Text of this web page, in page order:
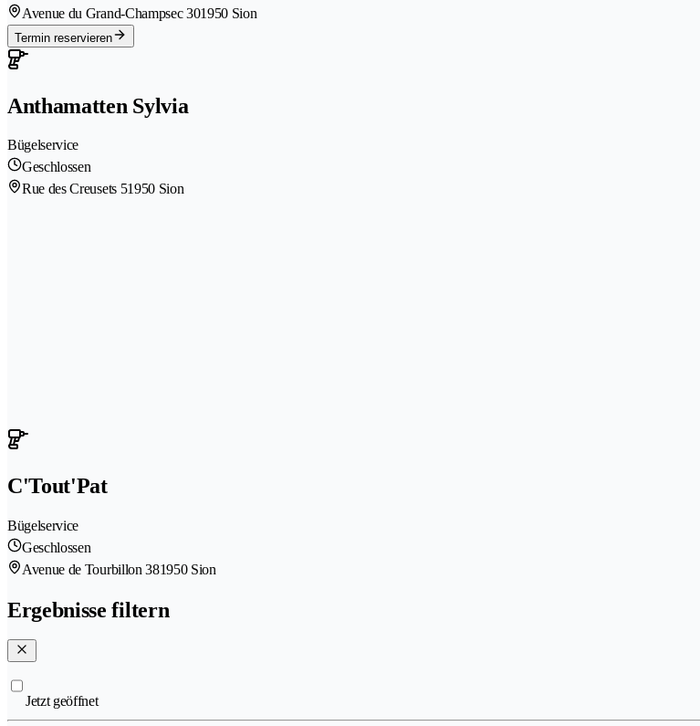
Avenue du Grand-Champsec 301950 Sion
Termin reservieren
Anthamatten Sylvia
Bügelservice
Geschlossen
Rue des Creusets 51950 Sion
C'Tout'Pat
Bügelservice
Geschlossen
Avenue de Tourbillon 381950 Sion
Ergebnisse filtern
Jetzt geöffnet